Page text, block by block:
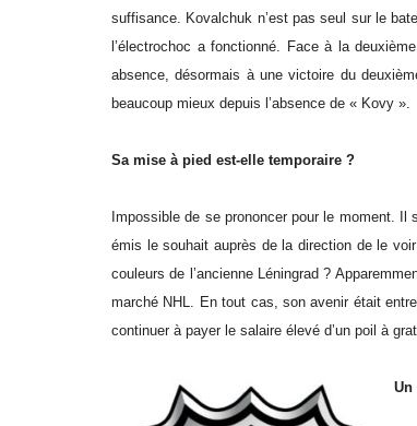
suffisance. Kovalchuk n’est pas seul sur le
l’électrochoc a fonctionné. Face à la
absence, désormais à une victoire du
beaucoup mieux depuis l’absence de « Kovy ».
Sa mise à pied est-elle temporaire ?
Impossible de se prononcer pour le moment.
émis le souhait auprès de la direction de le
couleurs de l’ancienne Léningrad ?
marché NHL. En tout cas, son avenir était
continuer à payer le salaire élevé d’un poil à
Un